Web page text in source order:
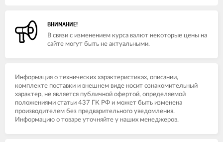
ВНИМАНИЕ!
В связи с изменением курса валют некоторые цены на
сайте могут быть не актуальными.
Информация о технических характеристиках, описании,
комплекте поставки и внешнем виде носит ознакомительный
характер, не является публичной офертой, определяемой
положениями статьи 437 ГК РФ и может быть изменена
производителем без предварительного уведомления.
Информацию о товаре уточняйте у наших менеджеров.